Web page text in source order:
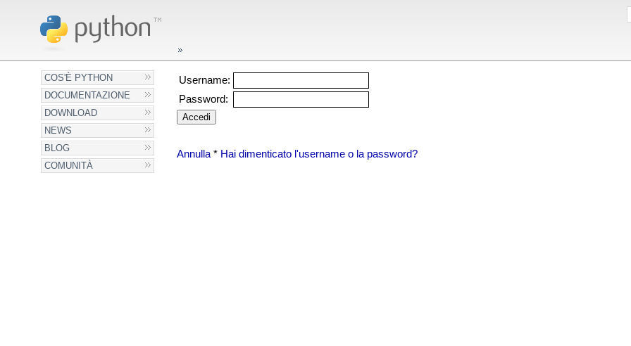
COS'È PYTHON
DOCUMENTAZIONE
DOWNLOAD
NEWS
BLOG
COMUNITÀ
Username:
Password:
Annulla* Hai dimenticato l'username o la password?